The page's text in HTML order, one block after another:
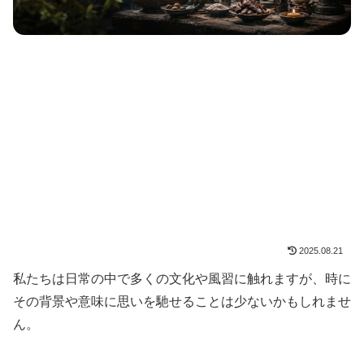
2025.08.21
私たちは日常の中で多くの文化や風習に触れますが、時に
その背景や意味に思いを馳せることは少ないかもしれませ
ん。